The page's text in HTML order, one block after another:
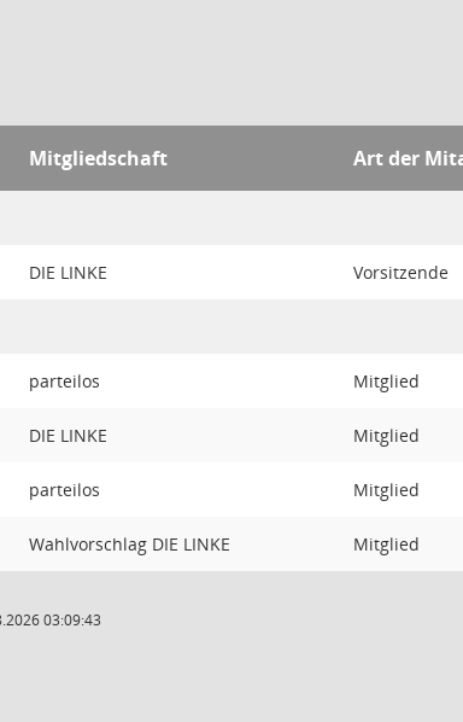
Mitgliedschaft Art der
DIE LINKE Vorsitzende
parteilos Mitglied
DIE LINKE Mitglied
parteilos Mitglied
Wahlvorschlag DIE LINKE Mitglied
03:09:43